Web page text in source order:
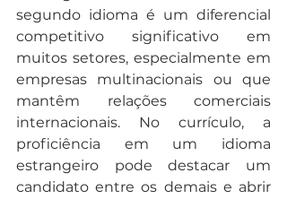
segundo idioma é um diferencial
competitivo significativo em
muitos setores, especialmente em
empresas multinacionais ou que
mantêm relações comerciais
internacionais. No currículo, a
proficiência em um idioma
estrangeiro pode destacar um
candidato entre os demais e abrir